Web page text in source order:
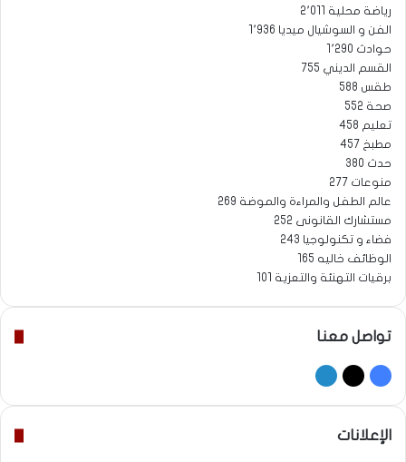
رياضة محلية
2٬011
الفن و السوشيال ميديا 1٬936
حوادث 1٬290
القسم الديني 755
طقس 588
صحة 552
تعليم 458
مطبخ 457
حدث 380
منوعات 277
عالم الطفل والمراءة والموضة 269
مستشارك القانونى 252
فضاء و تكنولوجيا 243
الوظائف خاليه 165
برقيات التهنئة والتعزية
101
تواصل معنا
فيسبوك لينكدإن
الإعلانات